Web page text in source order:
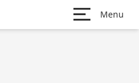
Menu